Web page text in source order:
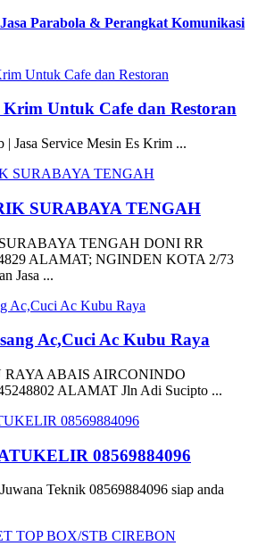
Jasa Parabola & Perangkat Komunikasi
Krim Untuk Cafe dan Restoran
| Jasa Service Mesin Es Krim ...
SURABAYA TENGAH
TENGAH DONI RR
ALAMAT; NGINDEN KOTA 2/73
Jasa ...
Ac,Cuci Ac Kubu Raya
RAYA ABAIS AIRCONINDO
ALAMAT Jln Adi Sucipto ...
08569884096
Teknik 08569884096 siap anda